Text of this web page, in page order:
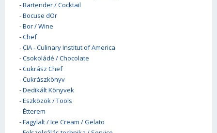
-Bartender / Cocktail
-Bocuse dOr
-Bor / Wine
-Chef
-CIA - Culinary Institut of America
-Csokoládé / Chocolate
-Cukrász Chef
-Cukrászkönyv
-Dedikált Könyvek
-Eszközök / Tools
-Étterem
-Fagylalt / Ice Cream / Gelato